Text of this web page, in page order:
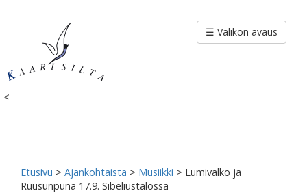
<
☰ Valikon avaus
Etusivu > Ajankohtaista > Musiikki > Lumivalko ja
Ruusunpuna 17.9. Sibeliustalossa